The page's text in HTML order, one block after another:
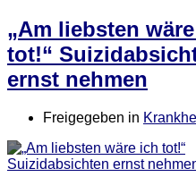
„Am liebsten
tot!“
ernst nehmen
Freigegeben in